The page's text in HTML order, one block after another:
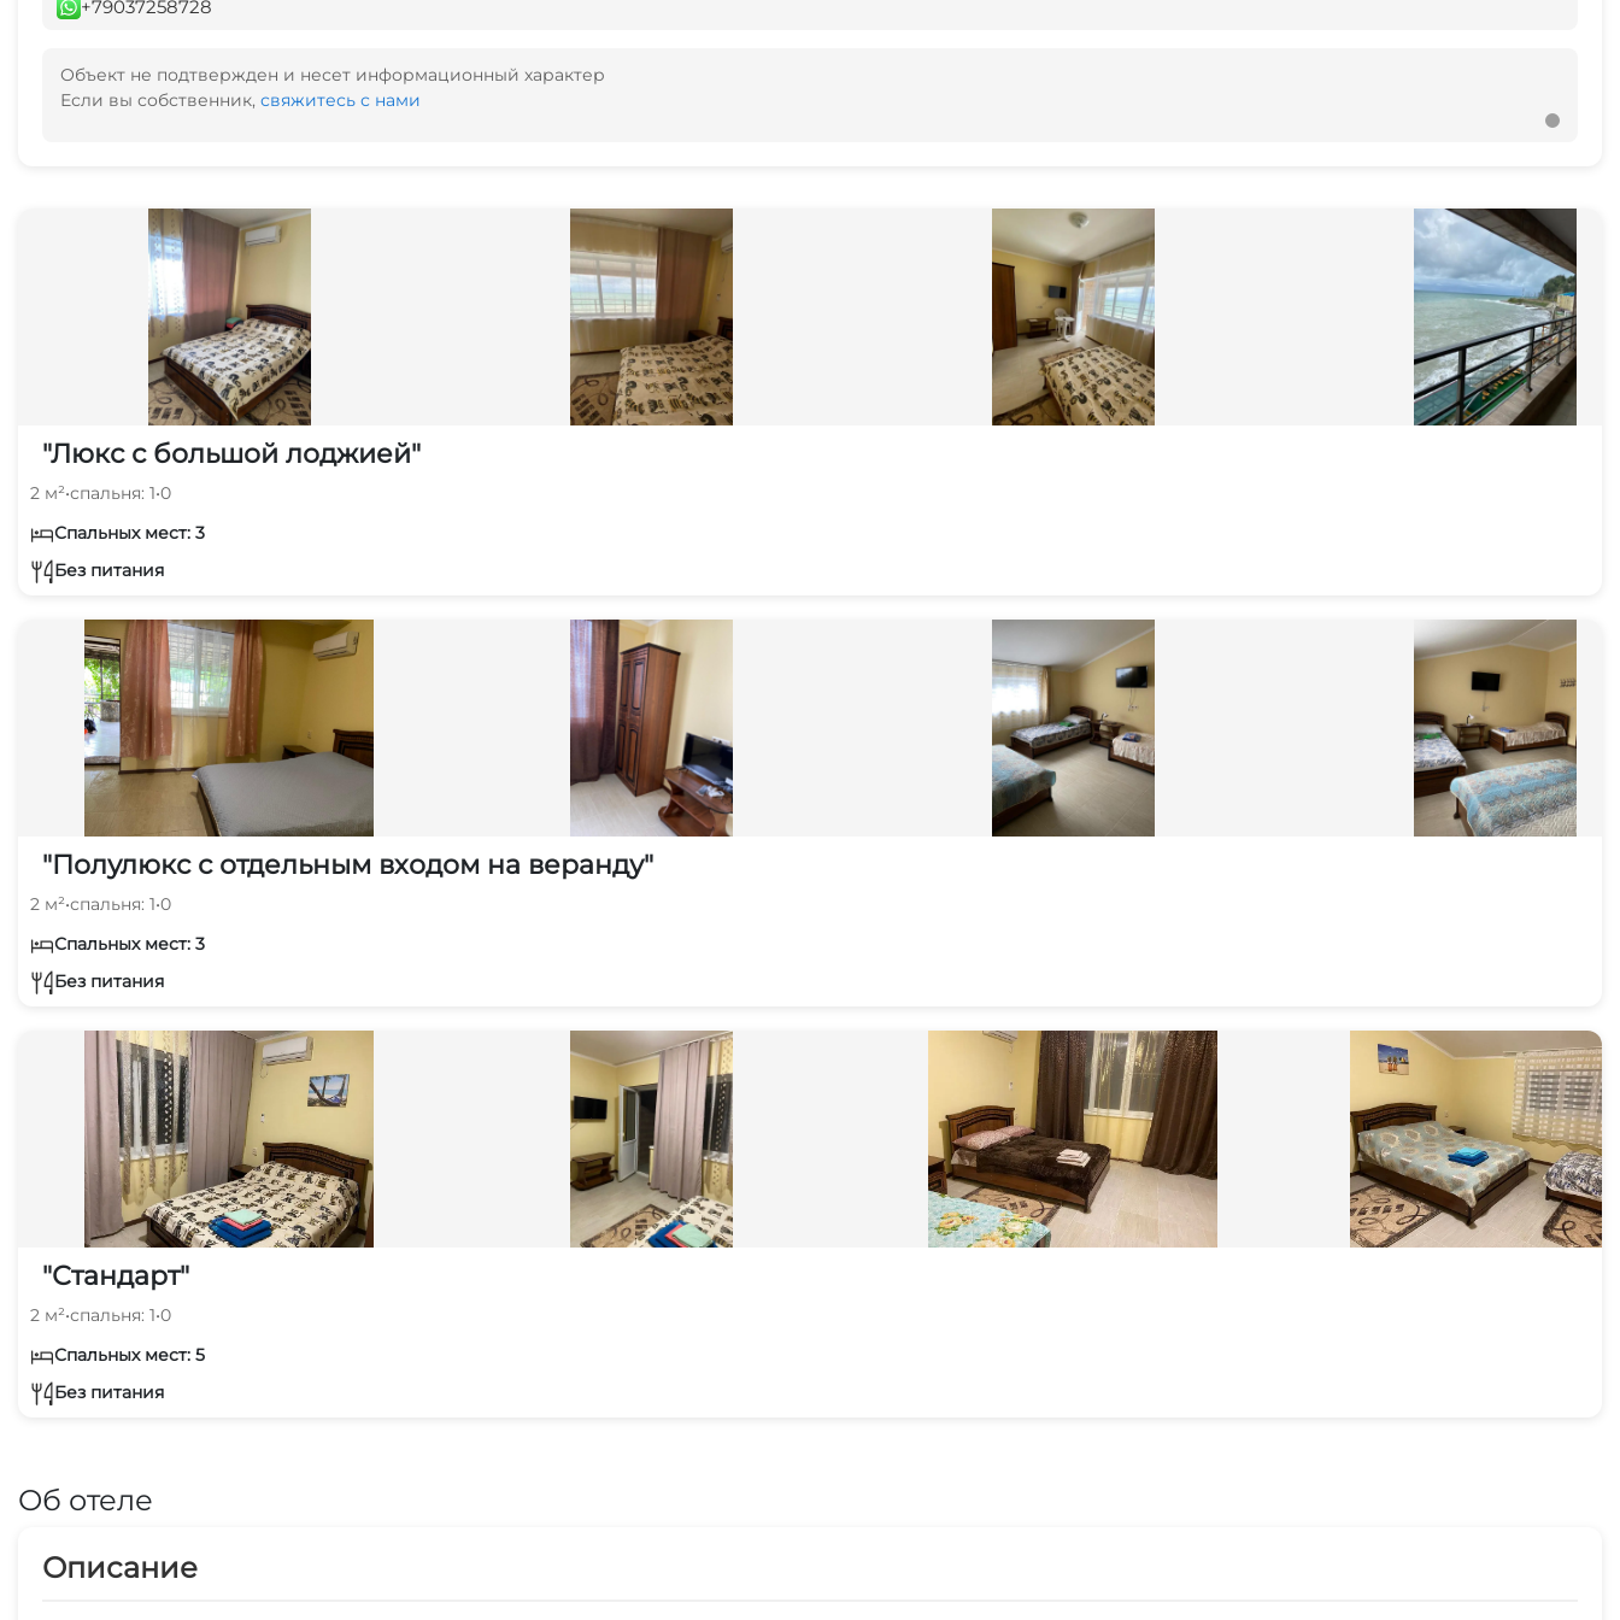
+79037258728
Объект не подтвержден и несет информационный характер
Если вы собственник, свяжитесь с нами
"Люкс с большой лоджией"
2 м²•спальня: 1•0
Спальных мест: 3
Без питания
"Полулюкс с отдельным входом на веранду"
2 м²•спальня: 1•0
Спальных мест: 3
Без питания
"Стандарт"
2 м²•спальня: 1•0
Спальных мест: 5
Без питания
Об отеле
Описание